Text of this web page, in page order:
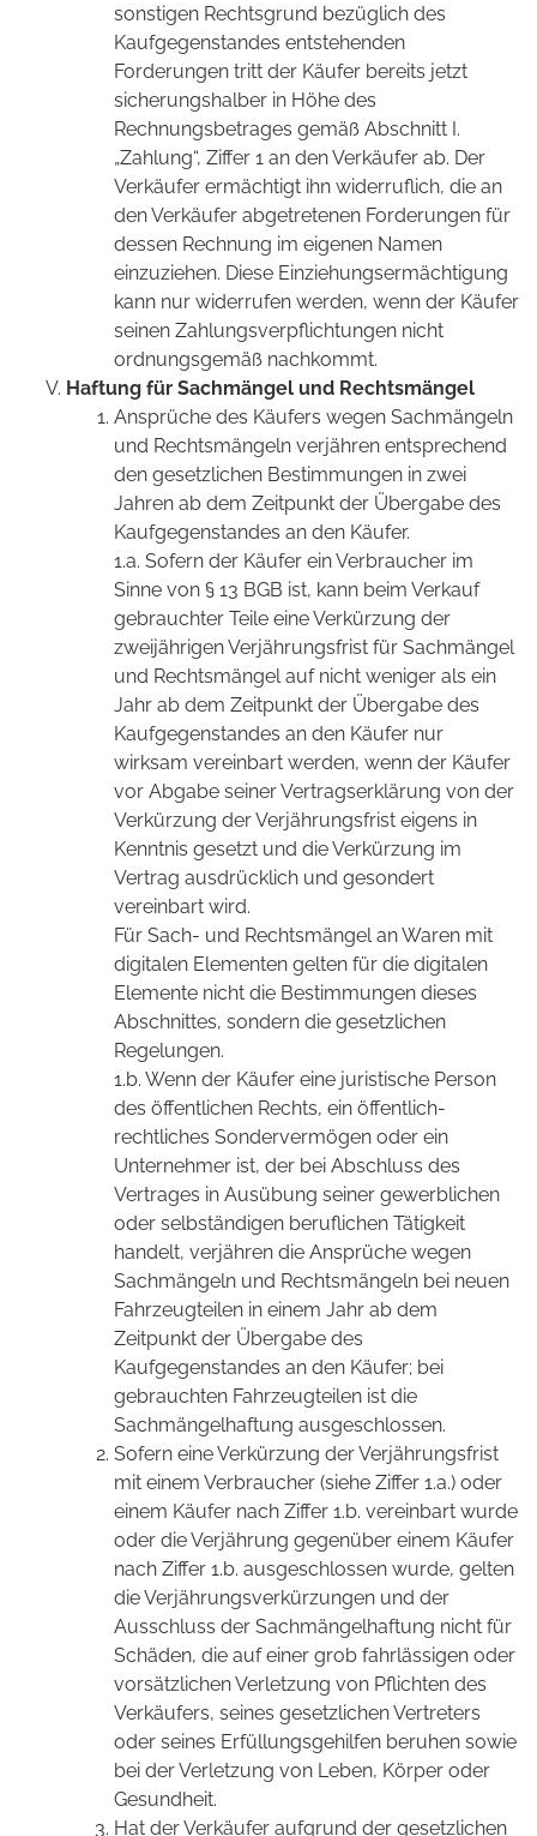
sonstigen Rechtsgrund bezüglich des
Kaufgegenstandes entstehenden
Forderungen tritt der Käufer bereits jetzt
sicherungshalber in Höhe des
Rechnungsbetrages gemäß Abschnitt I.
„Zahlung“, Ziffer 1 an den Verkäufer ab. Der
Verkäufer ermächtigt ihn widerruflich, die an
den Verkäufer abgetretenen Forderungen für
dessen Rechnung im eigenen Namen
einzuziehen. Diese Einziehungsermächtigung
kann nur widerrufen werden, wenn der Käufer
seinen Zahlungsverpflichtungen nicht
ordnungsgemäß nachkommt.
Haftung für Sachmängel und Rechtsmängel
Ansprüche des Käufers wegen Sachmängeln
und Rechtsmängeln verjähren entsprechend
den gesetzlichen Bestimmungen in zwei
Jahren ab dem Zeitpunkt der Übergabe des
Kaufgegenstandes an den Käufer.
1.a. Sofern der Käufer ein Verbraucher im
Sinne von § 13 BGB ist, kann beim Verkauf
gebrauchter Teile eine Verkürzung der
zweijährigen Verjährungsfrist für Sachmängel
und Rechtsmängel auf nicht weniger als ein
Jahr ab dem Zeitpunkt der Übergabe des
Kaufgegenstandes an den Käufer nur
wirksam vereinbart werden, wenn der Käufer
vor Abgabe seiner Vertragserklärung von der
Verkürzung der Verjährungsfrist eigens in
Kenntnis gesetzt und die Verkürzung im
Vertrag ausdrücklich und gesondert
vereinbart wird.
Für Sach- und Rechtsmängel an Waren mit
digitalen Elementen gelten für die digitalen
Elemente nicht die Bestimmungen dieses
Abschnittes, sondern die gesetzlichen
Regelungen.
1.b. Wenn der Käufer eine juristische Person
des öffentlichen Rechts, ein öffentlich-
rechtliches Sondervermögen oder ein
Unternehmer ist, der bei Abschluss des
Vertrages in Ausübung seiner gewerblichen
oder selbständigen beruflichen Tätigkeit
handelt, verjähren die Ansprüche wegen
Sachmängeln und Rechtsmängeln bei neuen
Fahrzeugteilen in einem Jahr ab dem
Zeitpunkt der Übergabe des
Kaufgegenstandes an den Käufer; bei
gebrauchten Fahrzeugteilen ist die
Sachmängelhaftung ausgeschlossen.
Sofern eine Verkürzung der Verjährungsfrist
mit einem Verbraucher (siehe Ziffer 1.a.) oder
einem Käufer nach Ziffer 1.b. vereinbart wurde
oder die Verjährung gegenüber einem Käufer
nach Ziffer 1.b. ausgeschlossen wurde, gelten
die Verjährungsverkürzungen und der
Ausschluss der Sachmängelhaftung nicht für
Schäden, die auf einer grob fahrlässigen oder
vorsätzlichen Verletzung von Pflichten des
Verkäufers, seines gesetzlichen Vertreters
oder seines Erfüllungsgehilfen beruhen sowie
bei der Verletzung von Leben, Körper oder
Gesundheit.
Hat der Verkäufer aufgrund der gesetzlichen